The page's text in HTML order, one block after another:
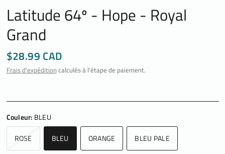
Latitude 64º - Hope - Royal
Grand
$28.99 CAD
Frais d'expédition calculés à l'étape de paiement.
Couleur: BLEU
ROSE BLEU ORANGE BLEU PALE